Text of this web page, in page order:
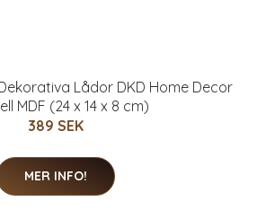
Lådor DKD Home Decor
MDF (24 x 14 x 8 cm)
389 SEK
MER INFO!